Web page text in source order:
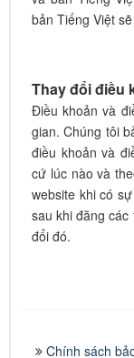
bản Tiếng Việt
Thay đổi điều
Điều khoản và
gian. Chúng tôi
điều khoản và
cứ lúc nào và
website khi có
sau khi đăng
đổi đó.
Chính sách